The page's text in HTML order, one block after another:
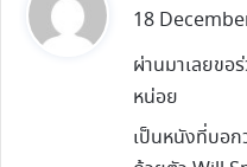
a
18
ผ่านมาเลยขอ
หน่อย
เป็นหนังที่บอก